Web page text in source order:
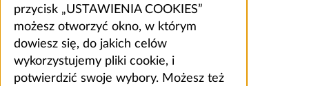
przycisk „USTAWIENIA COOKIES”
możesz otworzyć okno, w którym
dowiesz się, do jakich celów
wykorzystujemy pliki cookie, i
potwierdzić swoje wybory. Możesz też